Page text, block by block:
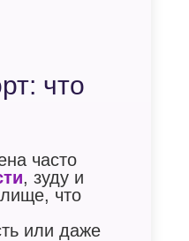
что
часто
, зуду и
что
или даже